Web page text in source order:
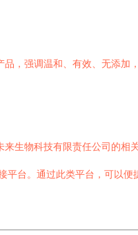
，强调温和、有效、无添加
生物科技有限责任公司的
台。通过此类平台，可以